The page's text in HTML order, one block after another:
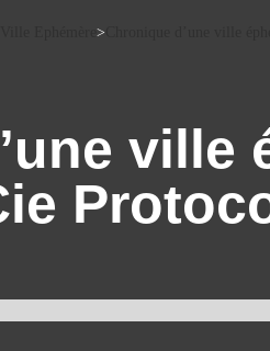
>
ville